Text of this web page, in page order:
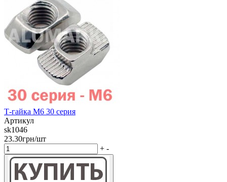
Т-гайка М6 30 серия
Артикул
sk1046
23.30грн/шт
+ -